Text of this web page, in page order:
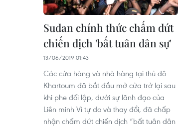
Sudan chính thức chấm dứt
chiến dịch 'bất tuân dân sự'
13/06/2019 01:43
Các cửa hàng và nhà hàng tại thủ đô
Khartoum đã bắt đầu mở cửa trở lại sau
khi phe đối lập, dưới sự lãnh đạo của
Liên minh Vì tự do và thay đổi, đã chấp
nhận chấm dứt chiến dịch “bất tuân dân